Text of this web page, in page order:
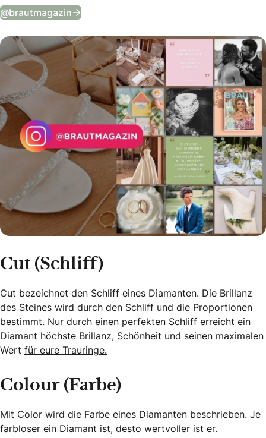
@brautmagazin Tägliche Wedding Vibes auf Instagram
Cut (Schliff)
Cut bezeichnet den Schliff eines Diamanten. Die Brillanz
des Steines wird durch den Schliff und die Proportionen
bestimmt. Nur durch einen perfekten Schliff erreicht ein
Diamant höchste Brillanz, Schönheit und seinen maximalen
Wert für eure Trauringe.
Colour (Farbe)
Mit Color wird die Farbe eines Diamanten beschrieben. Je
farbloser ein Diamant ist, desto wertvoller ist er.